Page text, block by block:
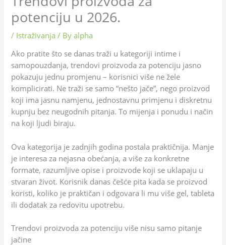
potenciju u 2026.
/ Istraživanja / Byalpha
Ako pratite što se danas traži u kategoriji intime i
samopouzdanja, trendovi proizvoda za potenciju jasno
pokazuju jednu promjenu – korisnici više ne žele
komplicirati. Ne traži se samo “nešto jače”, nego proizvod
koji ima jasnu namjenu, jednostavnu primjenu i diskretnu
kupnju bez neugodnih pitanja. To mijenja i ponudu i način
na koji ljudi biraju.
Ova kategorija je zadnjih godina postala praktičnija. Manje
je interesa za nejasna obećanja, a više za konkretne
formate, razumljive opise i proizvode koji se uklapaju u
stvaran život. Korisnik danas češće pita kada se proizvod
koristi, koliko je praktičan i odgovara li mu više gel, tableta
ili dodatak za redovitu upotrebu.
Trendovi proizvoda za potenciju više nisu samo pitanje
jačine